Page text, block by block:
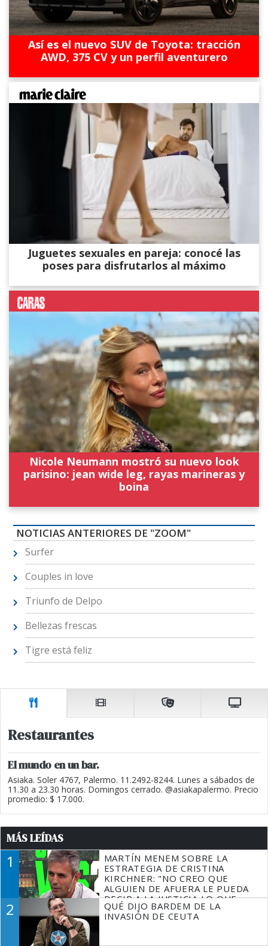
Así es el nuevo SUV de Toyota: tracción
AWD, 375 CV y un perfil aventurero
Juguetes sexuales en pareja: conocé las
poses para disfrutarlos al máximo
Nicole Neumann mostró su nuevo look
parisino: jean wide leg, rayas marineras y
boina
NOTICIAS ANTERIORES DE "ZOOM"
Surfer
Couples in love
Triunfo de Delpo
Bellezas frescas
Tigre está feliz
Restaurantes
El mundo en un bar.
Asiaka. Soler 4767, Palermo. 11.2492-8244. Lunes a sábados de
11.30 a 23.30 horas. Domingos cerrado. @asiakapalermo. Precio
promedio: $ 17.000.
MÁS LEÍDAS
1
MARTÍN MENEM SOBRE LA
ESTRATEGIA DE CRISTINA
KIRCHNER: "NO CREO QUE
ALGUIEN DE AFUERA LE PUEDA
DECIR A LA JUSTICIA LO QUE
TIENE QUE HACER"
2
QUÉ DIJO BARDEM DE LA
INVASIÓN DE CEUTA